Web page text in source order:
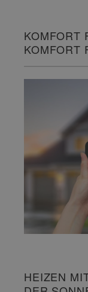
KOMFORT
KOMFORT
HEIZEN